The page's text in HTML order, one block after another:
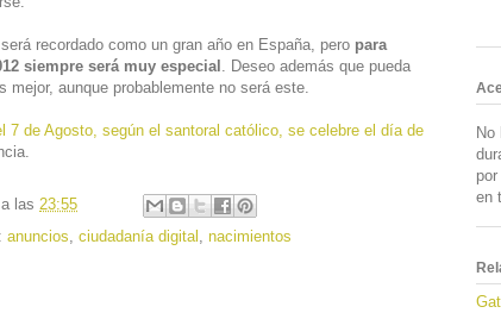
recordado como un gran año en España, pero para
siempre será muy especial . Deseo además que pueda
mejor, aunque probablemente no será este.
7 de Agosto, según el santoral católico, se celebre el día de
a las 23:55
anuncios, ciudadanía digital , nacimientos
No
por
en